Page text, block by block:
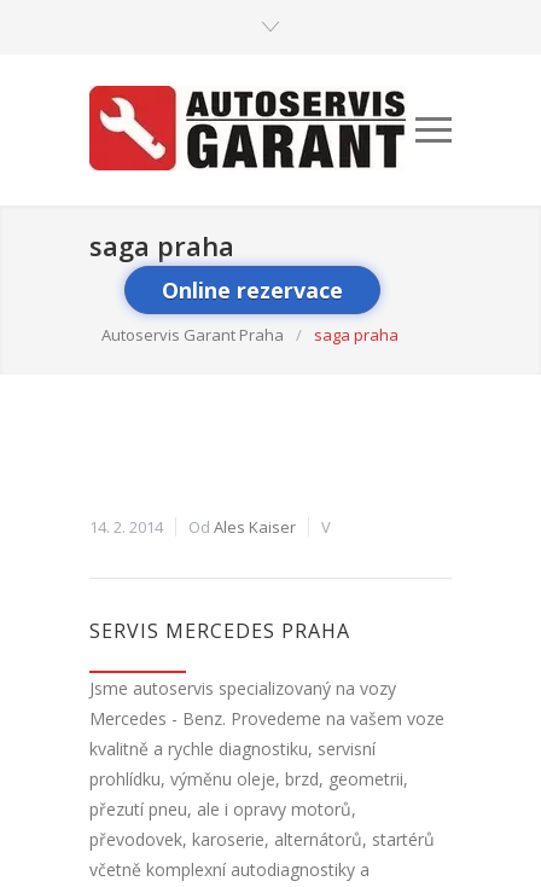
saga praha
Online rezervace
Autoservis Garant Praha / saga praha
14. 2. 2014 Od Ales Kaiser V
SERVIS MERCEDES PRAHA
Jsme autoservis specializovaný na vozy
Mercedes - Benz. Provedeme na vašem voze
kvalitně a rychle diagnostiku, servisní
prohlídku, výměnu oleje, brzd, geometrii,
přezutí pneu, ale i opravy motorů,
převodovek, karoserie, alternátorů, startérů
včetně komplexní autodiagnostiky a